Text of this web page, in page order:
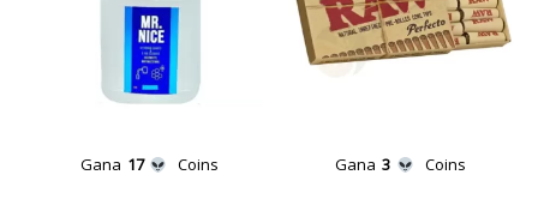
Gana 17 Coins Gana 3 Coins